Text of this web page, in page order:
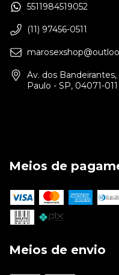
5511984519052
(11) 97456-0511
Av. dos
Paulo - SP, 04071-011
Meios de
Meios de envio